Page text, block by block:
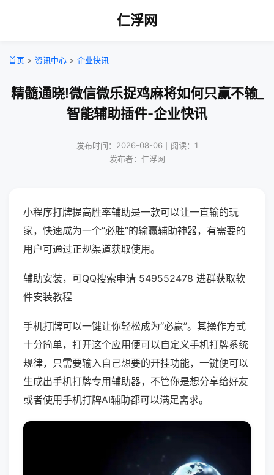
仁浮网
首页 > 资讯中心 > 企业快讯
精髓通晓!微信微乐捉鸡麻将如何只赢不输_
智能辅助插件-企业快讯
发布时间：2026-08-06｜阅读：1
发布者：仁浮网
小程序打牌提高胜率辅助是一款可以让一直输的玩
家，快速成为一个“必胜”的输赢辅助神器，有需要的
用户可通过正规渠道获取使用。
辅助安装，可QQ搜索申请 549552478 进群获取软
件安装教程
手机打牌可以一键让你轻松成为“必赢”。其操作方式
十分简单，打开这个应用便可以自定义手机打牌系统
规律，只需要输入自己想要的开挂功能，一键便可以
生成出手机打牌专用辅助器，不管你是想分享给好友
或者使用手机打牌AI辅助都可以满足需求。